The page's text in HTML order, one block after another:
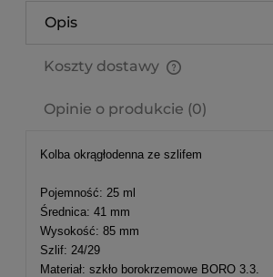
Opis
Koszty dostawy
Opinie o produkcie (0)
Kolba okrągłodenna ze szlifem
Pojemność: 25 ml
Średnica: 41 mm
Wysokość: 85 mm
Szlif: 24/29
Materiał: szkło borokrzemowe BORO 3.3.